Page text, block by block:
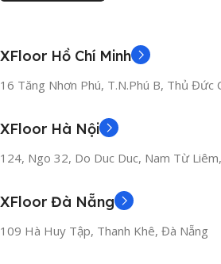
XFloor Hồ Chí Minh
16 Tăng Nhơn Phú, T.N.Phú B, Thủ Đức
XFloor Hà Nội
124, Ngo 32, Do Duc Duc, Nam Từ
XFloor Đà Nẵng
109 Hà Huy Tập, Thanh Khê, Đà Nẵng